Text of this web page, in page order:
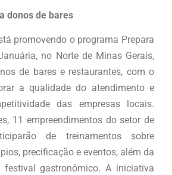
donos de bares
promovendo o programa Prepara
no Norte de Minas Gerais,
de bares e restaurantes, com o
a qualidade do atendimento e
das empresas locais.
11 empreendimentos do setor de
de treinamentos sobre
precificação e eventos, além da
festival gastronômico. A iniciativa